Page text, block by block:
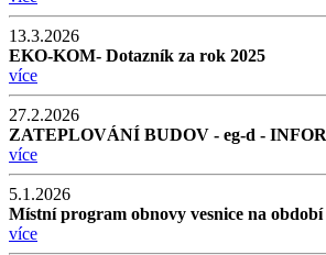
13.3.2026
EKO-KOM- Dotazník za rok 2025
více
27.2.2026
ZATEPLOVÁNÍ BUDOV - eg-d -
více
5.1.2026
Místní program obnovy vesnice na období
více